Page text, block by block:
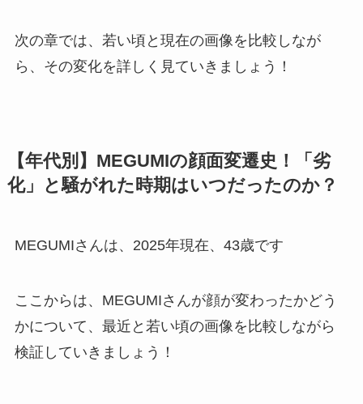
次の章では、若い頃と現在の画像を比較しなが
ら、その変化を詳しく見ていきましょう！
【年代別】MEGUMIの顔面変遷史！「劣
化」と騒がれた時期はいつだったのか？
MEGUMIさんは、2025年現在、43歳です
ここからは、MEGUMIさんが顔が変わったかどう
かについて、最近と若い頃の画像を比較しながら
検証していきましょう！